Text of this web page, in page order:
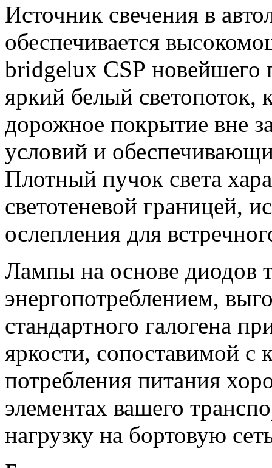
Источник свечения в
обеспечивается
bridgelux CSP
яркий белый
дорожное покрытие вне
условий и
Плотный пучок света
светотеневой границей,
ослепления для
Лампы на основе диодов
энергопотреблением,
стандартного галогена
яркости, сопоставимой
потребления питания
элементах вашего
нагрузку на бортовую